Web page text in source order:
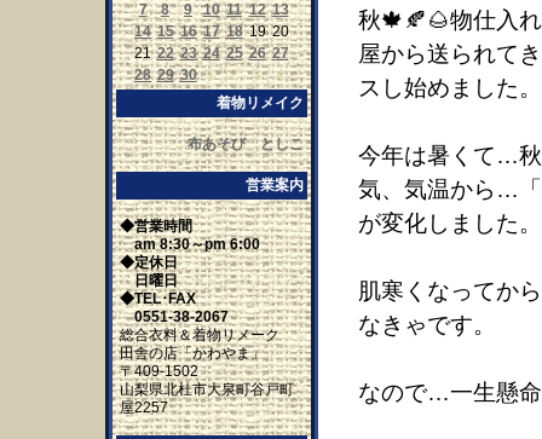
7
8 9 10 11 12 13
14 15 16 17 18 19 20
21 22 23 24 25 26 27
28 29 30 1 2 3
4
着物リメイク
布あそび としこ
営業案内
◆営業時間
am 8:30～pm 6:00
◆定休日
日曜日
◆TEL･FAX
0551-38-2067
総合衣料＆着物リメーク
田舎の店「かわやま」
〒409-1502
山梨県北杜市大泉町谷戸町
屋2257
秋🍁🍂🌰物仕入
屋から送られて
スし始めました。
今年は暑くて…
気、気温から…
が変化しました。
肌寒くなってか
なきゃです。
なので…一生懸